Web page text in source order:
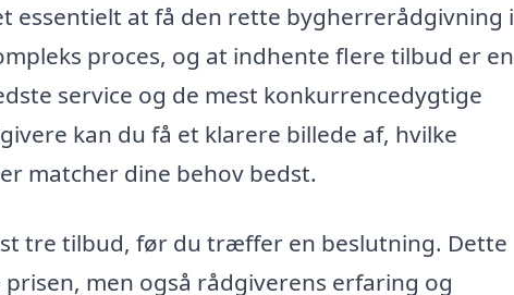
essentielt at få den rette bygherrerådgivning i
proces, og at indhente flere tilbud er en
service og de mest konkurrencedygtige
kan du få et klarere billede af, hvilke
matcher dine behov bedst.
tre tilbud, før du træffer en beslutning. Dette
men også rådgiverens erfaring og